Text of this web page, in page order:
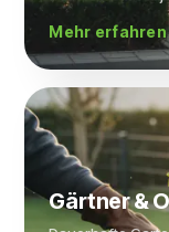
Mehr erfahren
Gärtner &